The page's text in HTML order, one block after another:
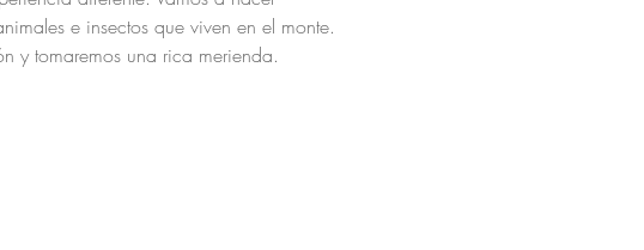
e insectos que viven en el monte.
y tomaremos una rica merienda.